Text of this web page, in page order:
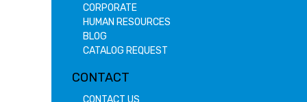
CORPORATE
HUMAN RESOURCES
BLOG
CATALOG REQUEST
CONTACT
CONTACT US